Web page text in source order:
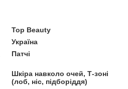
Top Beauty
Україна
Патчі
Шкіра навколо очей, Т-зоні
(лоб, ніс, підборіддя)